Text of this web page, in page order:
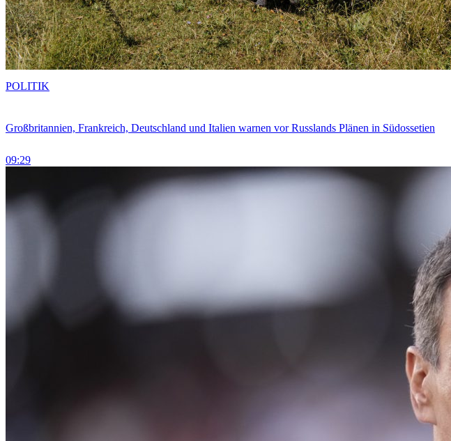
Großbritannien, Frankreich, Deutschland und Italien warnen vor Russlands Plänen in Südossetien
09:29
POLITIK